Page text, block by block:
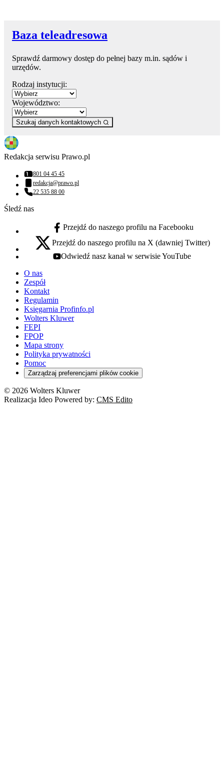
Baza teleadresowa
Sprawdź darmowy dostęp do pełnej bazy m.in. sądów i
urzędów.
Rodzaj instytucji:
Województwo:
Szukaj danych kontaktowych
Redakcja serwisu Prawo.pl
Numer telefonu:
801 04 45 45
Adres email:
redakcja@prawo.pl
Numer telefonu:
22 535 88 00
Śledź nas
facebook - otwiera się w nowej karcie
Przejdź do naszego profilu na Facebooku
x - otwiera się w nowej karcie
Przejdź do naszego profilu na X (dawniej Twitter)
youtube - otwiera się w nowej karcie
Odwiedź nasz kanał w serwisie YouTube
O nas
Zespół
Kontakt
Regulamin
Księgarnia Profinfo.pl
Wolters Kluwer
FEPI
FPOP
Mapa strony
Polityka prywatności
Pomoc
Zarządzaj preferencjami plików cookie
© 2026 Wolters Kluwer
Realizacja Ideo Powered by: CMS Edito